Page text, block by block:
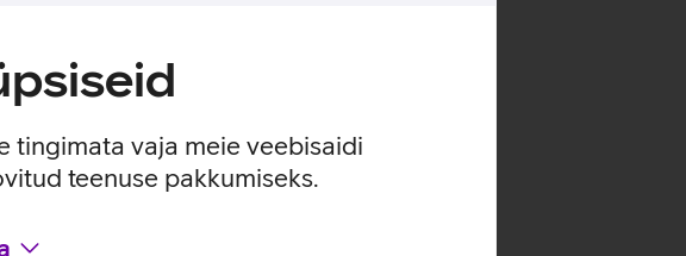
tingimata vaja meie veebisaidi
teenuse pakkumiseks.